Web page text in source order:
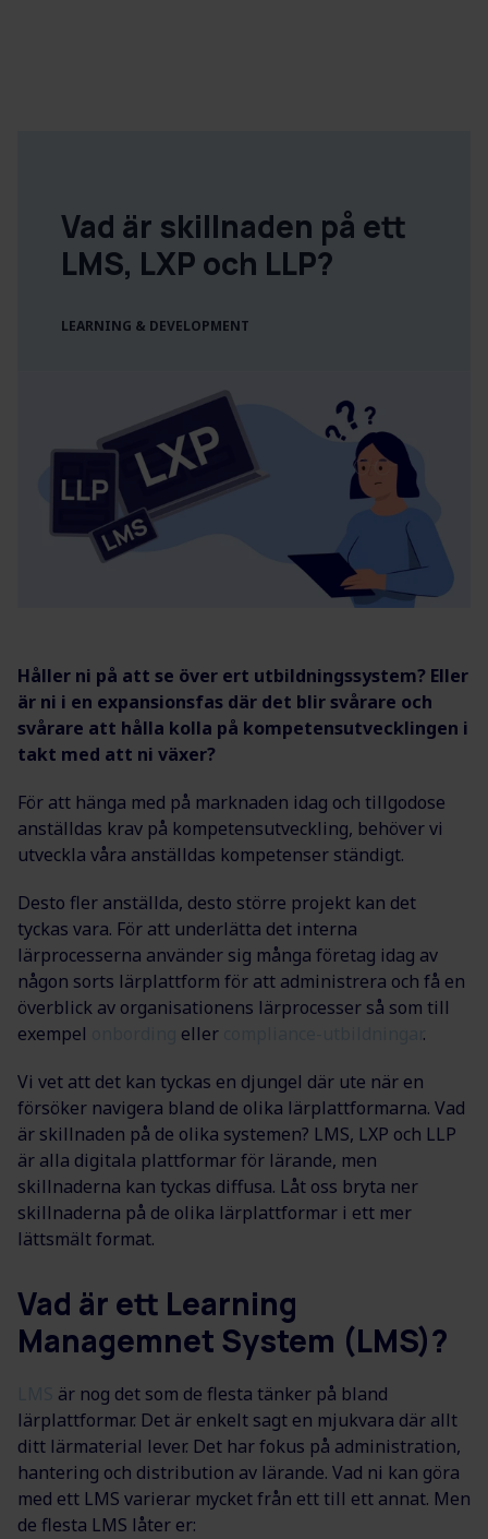
Vad är skillnaden på ett
LMS, LXP och LLP?
LEARNING & DEVELOPMENT
Håller ni på att se över ert utbildningssystem? Eller
är ni i en expansionsfas där det blir svårare och
svårare att hålla kolla på kompetensutvecklingen i
takt med att ni växer?
För att hänga med på marknaden idag och tillgodose
anställdas krav på kompetensutveckling, behöver vi
utveckla våra anställdas kompetenser ständigt.
Desto fler anställda, desto större projekt kan det
tyckas vara. För att underlätta det interna
lärprocesserna använder sig många företag idag av
någon sorts lärplattform för att administrera och få en
överblick av organisationens lärprocesser så som till
exempel
eller
.
Vi vet att det kan tyckas en djungel där ute när en
försöker navigera bland de olika lärplattformarna. Vad
är skillnaden på de olika systemen? LMS, LXP och LLP
är alla digitala plattformar för lärande, men
skillnaderna kan tyckas diffusa. Låt oss bryta ner
skillnaderna på de olika lärplattformar i ett mer
lättsmält format.
Vad är ett Learning
Managemnet System (LMS)?
är nog det som de flesta tänker på bland
lärplattformar. Det är enkelt sagt en mjukvara där allt
ditt lärmaterial lever. Det har fokus på administration,
hantering och distribution av lärande. Vad ni kan göra
med ett LMS varierar mycket från ett till ett annat. Men
de flesta LMS låter er: